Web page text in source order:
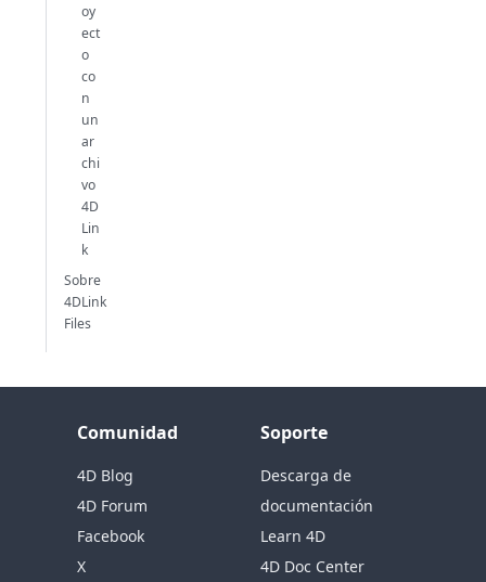
oy
ect
o
co
n
un
ar
chi
vo
4D
Lin
k
Sobre
4DLink
Files
Comunidad
4D Blog
4D Forum
Facebook
X
Soporte
Descarga de
documentación
Learn 4D
4D Doc Center